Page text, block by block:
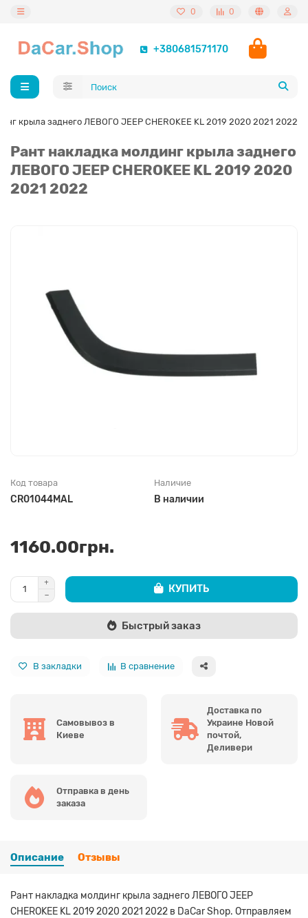
0 0
+380681571170
крыла заднего ЛЕВОГО JEEP CHEROKEE KL 2019 2020 2021 2022
Рант накладка молдинг крыла заднего
ЛЕВОГО JEEP CHEROKEE KL 2019 2020
2021 2022
Код товара
CR01044MAL
Наличие
В наличии
1160.00грн.
КУПИТЬ
Быстрый заказ
В закладки В сравнение
Самовывоз в
Киеве
Доставка по
Украине Новой
почтой,
Деливери
Отправка в день
заказа
Описание Отзывы
Рант накладка молдинг крыла заднего ЛЕВОГО JEEP
CHEROKEE KL 2019 2020 2021 2022 в DaCar Shop. Отправляем